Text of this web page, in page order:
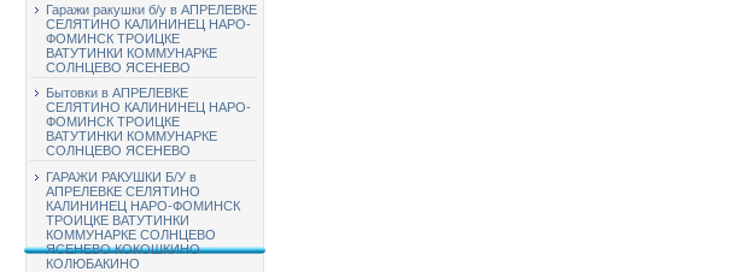
Гаражи ракушки б/у в АПРЕЛЕВКЕ
СЕЛЯТИНО КАЛИНИНЕЦ НАРО-
ФОМИНСК ТРОИЦКЕ
ВАТУТИНКИ КОММУНАРКЕ
СОЛНЦЕВО ЯСЕНЕВО
Бытовки в АПРЕЛЕВКЕ
СЕЛЯТИНО КАЛИНИНЕЦ НАРО-
ФОМИНСК ТРОИЦКЕ
ВАТУТИНКИ КОММУНАРКЕ
СОЛНЦЕВО ЯСЕНЕВО
ГАРАЖИ РАКУШКИ Б/У в
АПРЕЛЕВКЕ СЕЛЯТИНО
КАЛИНИНЕЦ НАРО-ФОМИНСК
ТРОИЦКЕ ВАТУТИНКИ
КОММУНАРКЕ СОЛНЦЕВО
ЯСЕНЕВО КОКОШКИНО
КОЛЮБАКИНО